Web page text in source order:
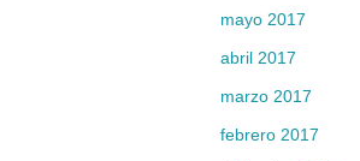
mayo 2017
abril 2017
marzo 2017
febrero 2017